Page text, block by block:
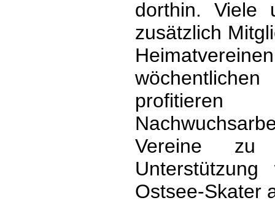
dorthin. Viele
zusätzlich
Vereine zu
Ostsee-Skater